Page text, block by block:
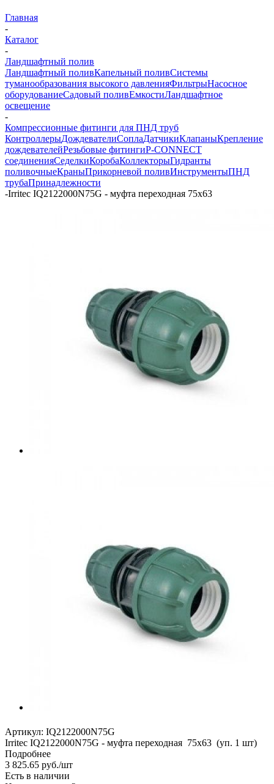
Главная
-
Каталог
-
Ландшафтный полив
Ландшафтный поливКапельный поливСистемы
туманообразования высокого давленияФильтрыНасосное
оборудованиеСадовый поливЕмкостиЛандшафтное
освещение
-
Компрессионные фитинги для ПНД труб
КонтроллерыДождевателиСоплаДатчикиКлапаныКрепление
дождевателейРезьбовые фитингиP-CONNECT
соединенияСеделкиКоробаКоллекторыГидранты
поливочныеКраныПрикорневой поливИнструментыПНД
трубаПринадлежности
-Irritec IQ2122000N75G - муфта переходная 75х63
Артикул: IQ2122000N75G
Irritec IQ2122000N75G - муфта переходная 75х63 (уп. 1 шт)
Подробнее
3 825.65 руб./шт
Есть в наличии